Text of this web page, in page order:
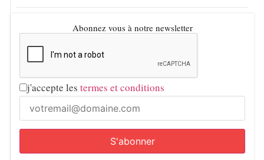
Abonnez vous à notre newsletter
j'accepte les termes et conditions